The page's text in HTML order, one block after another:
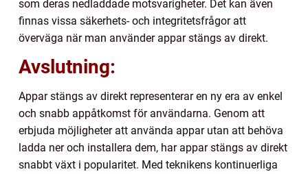
som deras nedladdade motsvarigheter. Det kan även
finnas vissa säkerhets- och integritetsfrågor att
överväga när man använder appar stängs av direkt.
Avslutning:
Appar stängs av direkt representerar en ny era av enkel
och snabb appåtkomst för användarna. Genom att
erbjuda möjligheter att använda appar utan att behöva
ladda ner och installera dem, har appar stängs av direkt
snabbt växt i popularitet. Med teknikens kontinuerliga